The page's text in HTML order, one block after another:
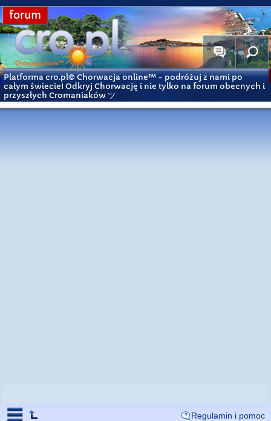
forum
Platforma cro.pl© Chorwacja online™ - podróżuj z nami po
całym świecie! Odkryj Chorwację i nie tylko na forum obecnych i
przyszłych Cromaniaków ツ
Regulamin i pomoc